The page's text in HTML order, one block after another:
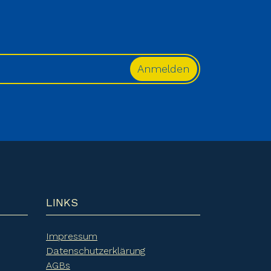
LINKS
Impressum
Datenschutzerklärung
AGBs